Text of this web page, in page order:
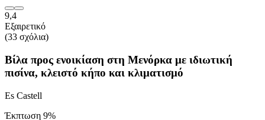
9,4
Εξαιρετικό
(33 σχόλια)
Βίλα προς ενοικίαση στη Μενόρκα με ιδιωτική
πισίνα, κλειστό κήπο και κλιματισμό
Es Castell
Έκπτωση 9%